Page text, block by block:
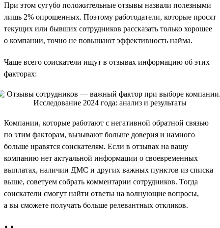
При этом сугубо положительные отзывы назвали полезными
лишь 2% опрошенных. Поэтому работодатели, которые просят
текущих или бывших сотрудников рассказать только хорошее
о компании, точно не повышают эффективность найма.
Чаще всего соискатели ищут в отзывах информацию об этих
факторах:
Компании, которые работают с негативной обратной связью
по этим факторам, вызывают больше доверия и намного
больше нравятся соискателям. Если в отзывах на вашу
компанию нет актуальной информации о своевременных
выплатах, наличии ДМС и других важных пунктов из списка
выше, советуем собрать комментарии сотрудников. Тогда
соискатели смогут найти ответы на волнующие вопросы,
а вы сможете получать больше релевантных откликов.